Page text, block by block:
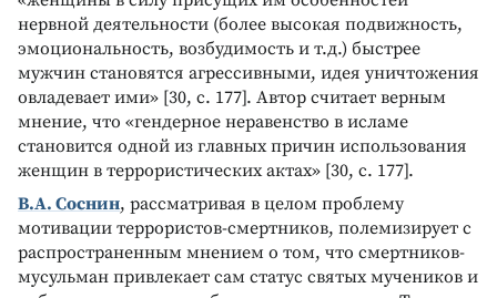
нервной деятельности (более высокая подвижность,
эмоциональность, возбудимость и т.д.) быстрее
мужчин становятся агрессивными, идея уничтожения
овладевает ими» [30, с. 177]. Автор считает верным
мнение, что «гендерное неравенство в исламе
становится одной из главных причин использования
женщин в террористических актах» [30, с. 177].
В.А. Соснин, рассматривая в целом проблему
мотивации террористов-смертников, полемизирует с
распространенным мнением о том, что смертников-
мусульман привлекает сам статус святых мучеников и